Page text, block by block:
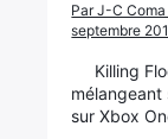
Par J-C Coma
septembre
Killing
sur Xbox